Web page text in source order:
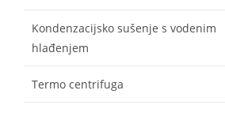
Kondenzacijsko sušenje s vodenim
hlađenjem
Termo centrifuga